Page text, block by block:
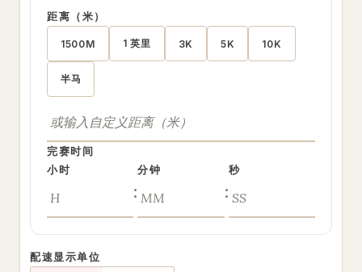
距离（米）
1500M 1 英里 3K 5K 10K
半马
完赛时间
小时
:
分钟
:
秒
配速显示单位